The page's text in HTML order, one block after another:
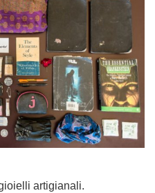
artigianali.